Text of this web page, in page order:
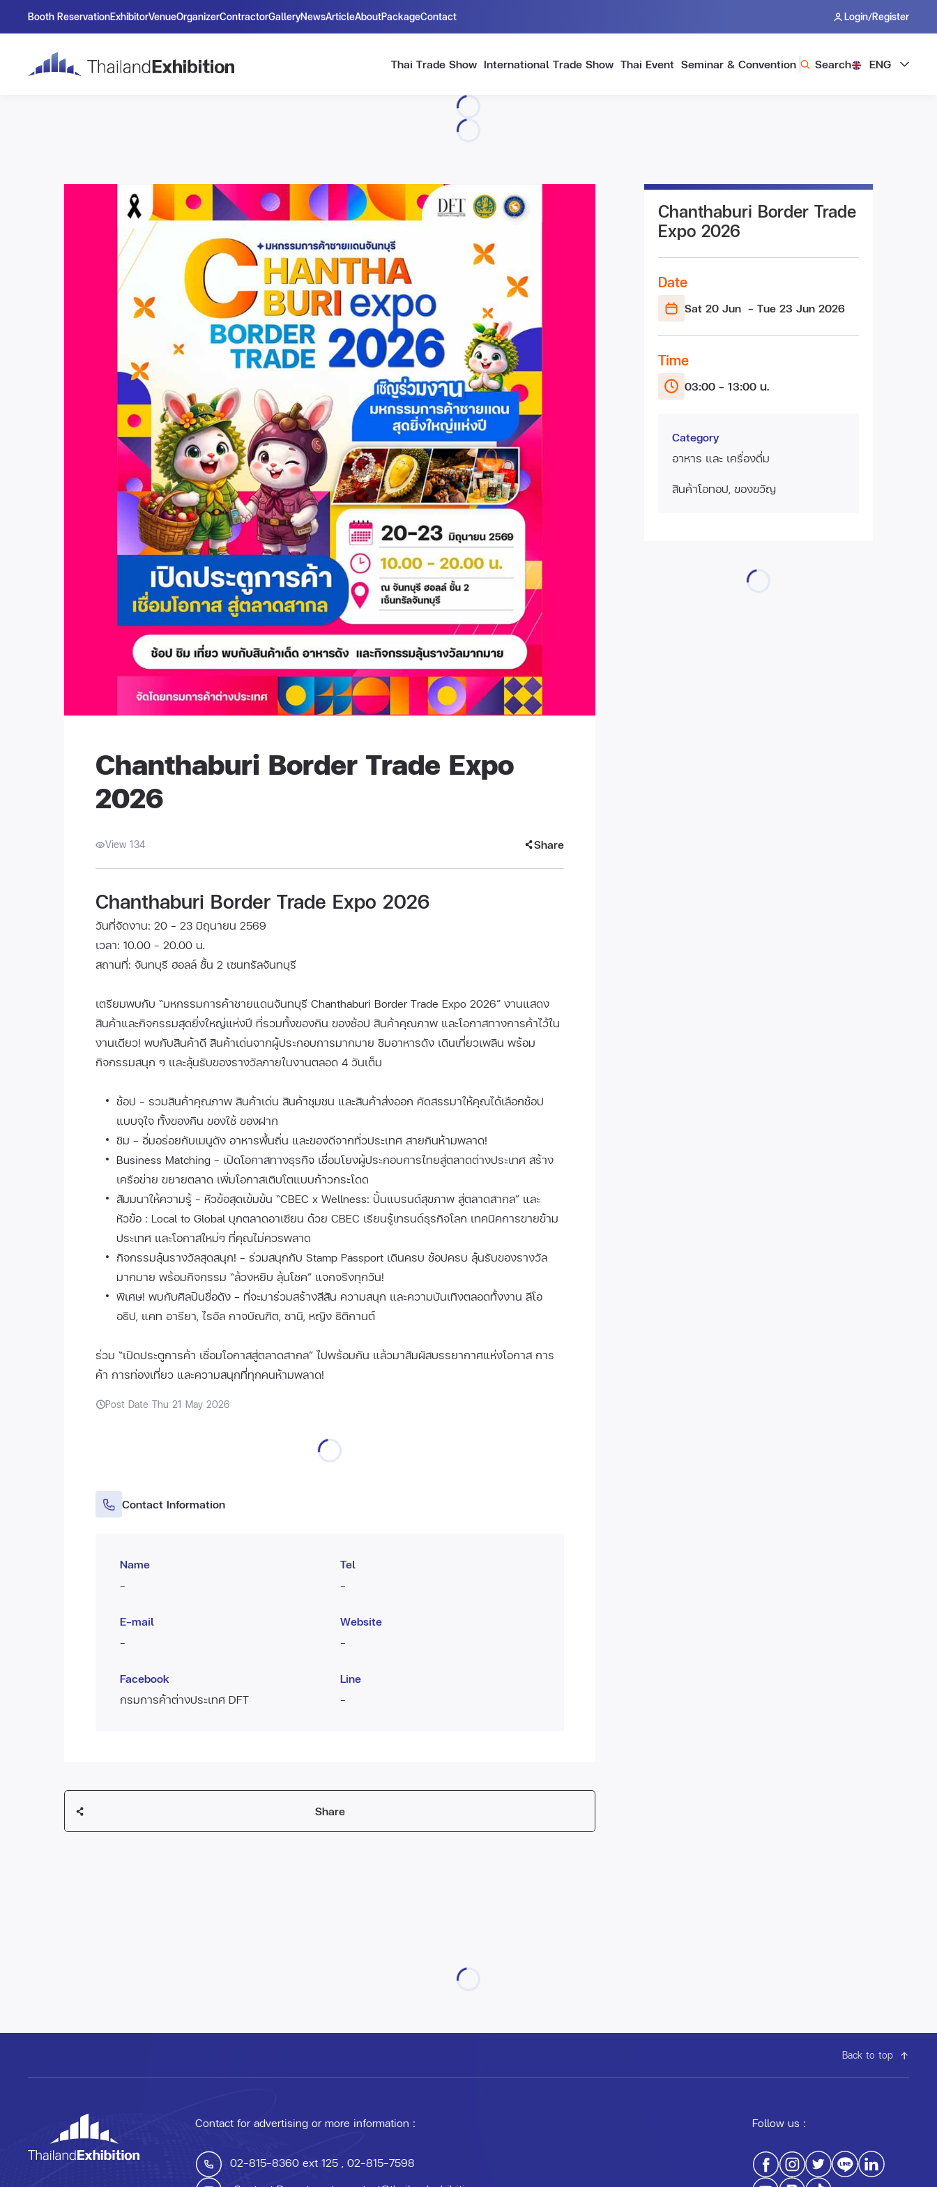
Booth ReservationExhibitorVenueOrganizerContractorGalleryNewsArticleAboutPackageContact Login/Register
Thai Trade Show International Trade Show Thai Event Seminar & Convention Search ENG
Chanthaburi Border Trade
Expo 2026
Date
Sat 20 Jun - Tue 23 Jun 2026
Time
03:00 - 13:00 น.
Category
อาหาร และ เครื่องดื่ม
สินค้าโอทอป, ของขวัญ
Chanthaburi Border Trade Expo
2026
View 134 Share
Chanthaburi Border Trade Expo 2026
วันที่จัดงาน: 20 - 23 มิถุนายน 2569
เวลา: 10.00 - 20.00 น.
สถานที่: จันทบุรี ฮอลล์ ชั้น 2 เซนทรัลจันทบุรี
เตรียมพบกับ “มหกรรมการค้าชายแดนจันทบุรี Chanthaburi Border Trade Expo 2026” งานแสดง
สินค้าและกิจกรรมสุดยิ่งใหญ่แห่งปี ที่รวมทั้งของกิน ของช้อป สินค้าคุณภาพ และโอกาสทางการค้าไว้ใน
งานเดียว! พบกับสินค้าดี สินค้าเด่นจากผู้ประกอบการมากมาย ชิมอาหารดัง เดินเที่ยวเพลิน พร้อม
กิจกรรมสนุก ๆ และลุ้นรับของรางวัลภายในงานตลอด 4 วันเต็ม
ช้อป - รวมสินค้าคุณภาพ สินค้าเด่น สินค้าชุมชน และสินค้าส่งออก คัดสรรมาให้คุณได้เลือกช้อป
แบบจุใจ ทั้งของกิน ของใช้ ของฝาก
ชิม - อิ่มอร่อยกับเมนูดัง อาหารพื้นถิ่น และของดีจากทั่วประเทศ สายกินห้ามพลาด!
Business Matching - เปิดโอกาสทางธุรกิจ เชื่อมโยงผู้ประกอบการไทยสู่ตลาดต่างประเทศ สร้าง
เครือข่าย ขยายตลาด เพิ่มโอกาสเติบโตแบบก้าวกระโดด
สัมมนาให้ความรู้ - หัวข้อสุดเข้มข้น “CBEC x Wellness: ปั้นแบรนด์สุขภาพ สู่ตลาดสากล” และ
หัวข้อ : Local to Global บุกตลาดอาเซียน ด้วย CBEC เรียนรู้เทรนด์ธุรกิจโลก เทคนิคการขายข้าม
ประเทศ และโอกาสใหม่ๆ ที่คุณไม่ควรพลาด
กิจกรรมลุ้นรางวัลสุดสนุก! - ร่วมสนุกกับ Stamp Passport เดินครบ ช้อปครบ ลุ้นรับของรางวัล
มากมาย พร้อมกิจกรรม “ล้วงหยิบ ลุ้นโชค” แจกจริงทุกวัน!
พิเศษ! พบกับศิลปินชื่อดัง - ที่จะมาร่วมสร้างสีสัน ความสนุก และความบันเทิงตลอดทั้งงาน ลีโอ
อธิป, แคท อารียา, ไรอัล กาจบัณฑิต, ซานิ, หญิง ธิติกานต์
ร่วม “เปิดประตูการค้า เชื่อมโอกาสสู่ตลาดสากล” ไปพร้อมกัน แล้วมาสัมผัสบรรยากาศแห่งโอกาส การ
ค้า การท่องเที่ยว และความสนุกที่ทุกคนห้ามพลาด!
Post Date Thu 21 May 2026
Contact Information
Name
-
Tel
-
E-mail
-
Website
-
Facebook
กรมการค้าต่างประเทศ DFT
Line
-
Share
Back to top
Contact for advertising or more information :
02-815-8360 ext 125 , 02-815-7598
Follow us :